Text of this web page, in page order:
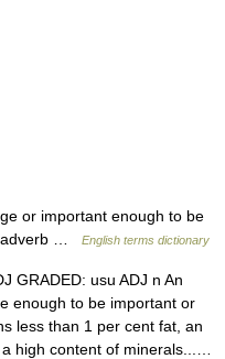
or important enough to be
adverb …
English terms dictionary
GRADED: usu ADJ n An
enough to be important or
less than 1 per cent fat, an
high content of minerals...…